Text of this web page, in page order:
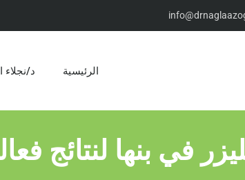
الرئيسية د/نجلاء
في بنها لنتائج